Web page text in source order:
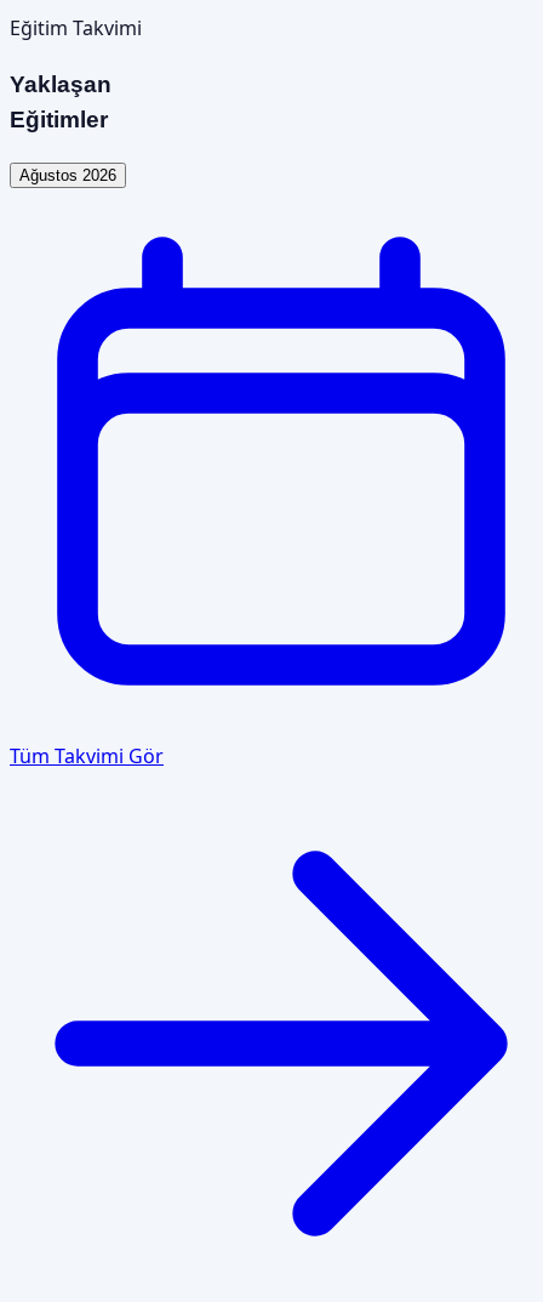
Eğitim Takvimi
Yaklaşan
Eğitimler
Ağustos 2026
Tüm Takvimi Gör